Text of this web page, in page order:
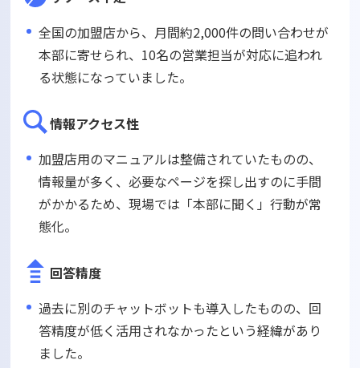
全国の加盟店から、月間約2,000件の問い合わせが
本部に寄せられ、10名の営業担当が対応に追われ
る状態になっていました。
情報アクセス性
加盟店用のマニュアルは整備されていたものの、
情報量が多く、必要なページを探し出すのに手間
がかかるため、現場では「本部に聞く」行動が常
態化。
回答精度
過去に別のチャットボットも導入したものの、回
答精度が低く活用されなかったという経緯があり
ました。